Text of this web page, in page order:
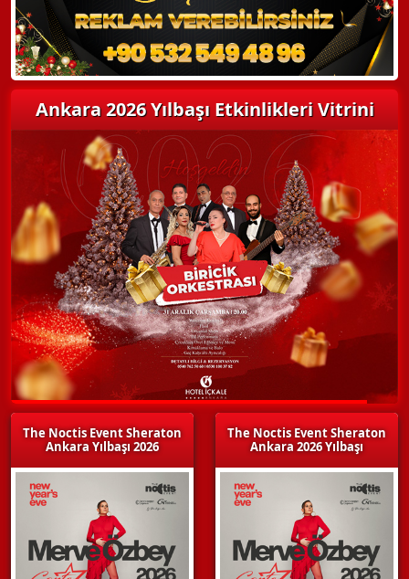
Ankara 2026 Yılbaşı Etkinlikleri Vitrini
The Noctis Event Sheraton
Ankara Yılbaşı 2026
The Noctis Event Sheraton
Ankara 2026 Yılbaşı